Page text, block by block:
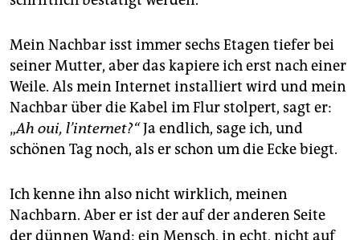
Mein Nachbar isst immer sechs Etagen tiefer bei
seiner Mutter, aber das kapiere ich erst nach einer
Weile. Als mein Internet installiert wird und mein
Nachbar über die Kabel im Flur stolpert, sagt er:
„Ah oui, l’internet?“Ja endlich, sage ich, und
schönen Tag noch, als er schon um die Ecke biegt.
Ich kenne ihn also nicht wirklich, meinen
Nachbarn. Aber er ist der auf der anderen Seite
der dünnen Wand; ein Mensch, in echt, nicht auf